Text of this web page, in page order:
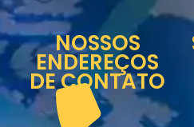
NOSSOS
ENDEREÇOS
DE CONTATO